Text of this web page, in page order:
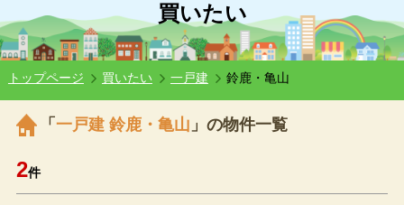
買いたい
トップページ 買いたい 一戸建 鈴鹿・亀山
「 一戸建 鈴鹿・亀山 」の物件一覧
2件